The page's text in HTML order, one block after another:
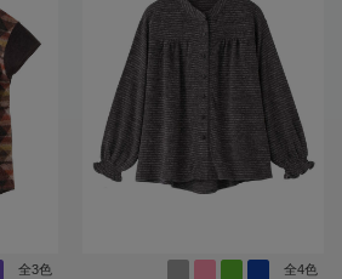
全3色 全4色